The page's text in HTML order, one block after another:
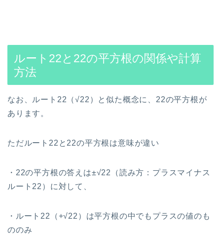
ルート22と22の平方根の関係や計算
方法
なお、ルート22（√22）と似た概念に、22の平方根が
あります。
ただルート22と22の平方根は意味が違い
・22の平方根の答えは±√22（読み方：プラスマイナス
ルート22）に対して、
・ルート22（+√22）は平方根の中でもプラスの値のも
ののみ